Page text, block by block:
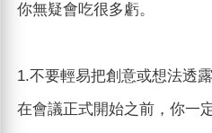
你無疑會吃很多虧。
1.不要輕易把創意或想法透
在會議正式開始之前，你一